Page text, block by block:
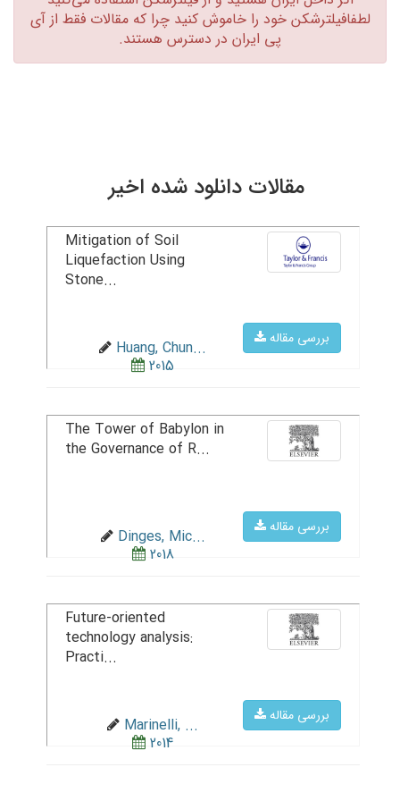
لطفافیلترشکن خود را خاموش کنید چرا که مقالات فقط از آی
پی ایران در دسترس هستند.‏
مقالات دانلود شده اخیر
بررسی مقاله
Mitigation of Soil
Liquefaction Using
Stone...
Huang, Chun...
2015
بررسی مقاله
The Tower of Babylon in
the Governance of R...
Dinges, Mic...
2018
بررسی مقاله
Future-oriented
technology analysis:
Practi...
Marinelli, ...
2014